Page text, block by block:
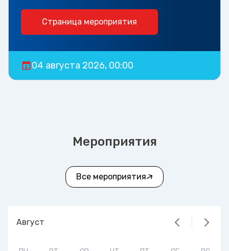
Страница мероприятия
04 августа 2026, 00:00
Мероприятия
Все мероприятия
Август